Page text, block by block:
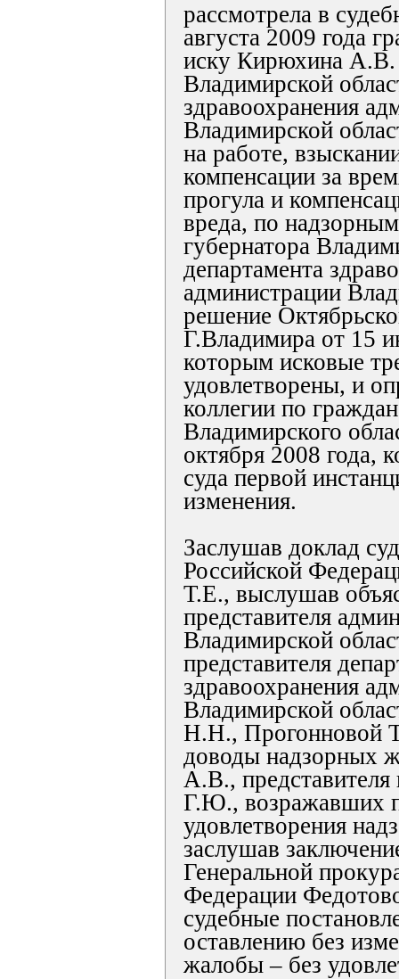
рассмотрела в
августа 2009 года
иску Кирюхина А.В.
Владимирской
здравоохранения
Владимирской
на работе,
компенсации за
прогула и
вреда, по
губернатора
департамента
администрации
решение
Г.Владимира от 15
которым исковые
удовлетворены, и
коллегии по
Владимирского
октября 2008 года,
суда первой
изменения.
Заслушав доклад
Российской
Т.Е., выслушав
представителя
Владимирской
представителя
здравоохранения
Владимирской
Н.Н., Прогонновой
доводы надзорных
А.В., представителя
Г.Ю., возражавших
удовлетворения
заслушав
Генеральной
Федерации
судебные
оставлению без
жалобы – без